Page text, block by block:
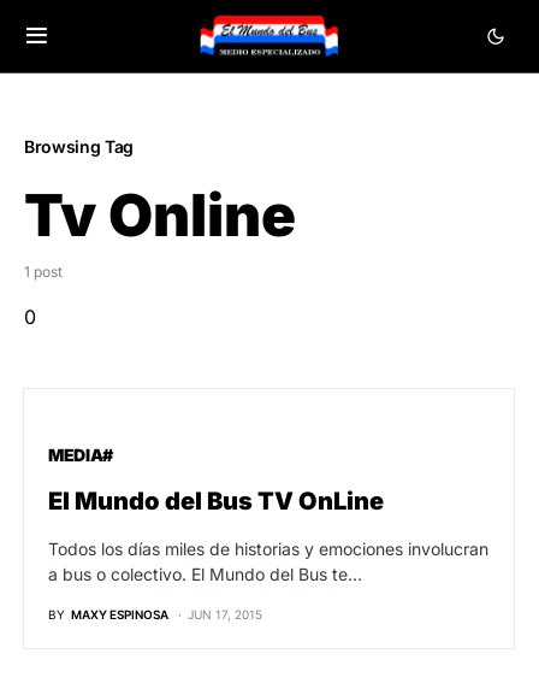
Browsing Tag
Tv Online
1 post
0
MEDIA#
El Mundo del Bus TV OnLine
Todos los días miles de historias y emociones involucran
a bus o colectivo. El Mundo del Bus te…
BY MAXY ESPINOSA JUN 17, 2015